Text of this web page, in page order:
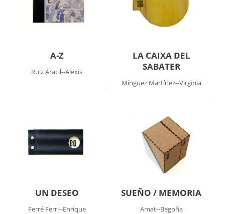
A-Z
Ruiz Aracil--Alexis
LA CAIXA DEL
SABATER
Mínguez Martínez--Virginia
UN DESEO
Ferré Ferri--Enrique
SUEÑO / MEMORIA
Amat--Begoña